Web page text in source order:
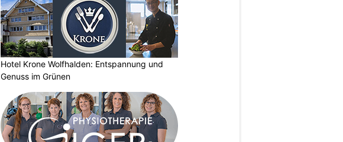
Hotel Krone Wolfhalden: Entspannung und
Genuss im Grünen